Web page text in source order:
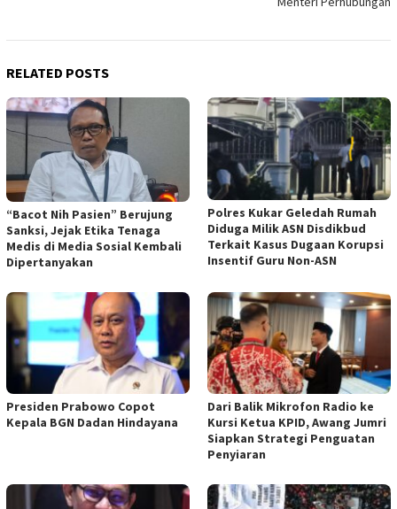
RELATED POSTS
“Bacot Nih Pasien” Berujung
Sanksi, Jejak Etika Tenaga
Medis di Media Sosial Kembali
Dipertanyakan
Polres Kukar Geledah Rumah
Diduga Milik ASN Disdikbud
Terkait Kasus Dugaan Korupsi
Insentif Guru Non-ASN
Presiden Prabowo Copot
Kepala BGN Dadan Hindayana
Dari Balik Mikrofon Radio ke
Kursi Ketua KPID, Awang Jumri
Siapkan Strategi Penguatan
Penyiaran